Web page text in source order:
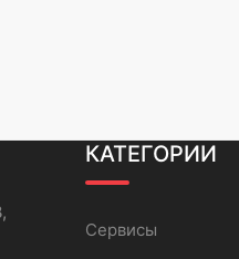
КАТЕГОРИИ
Сервисы